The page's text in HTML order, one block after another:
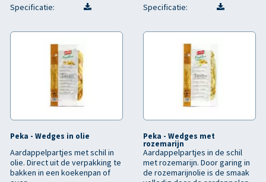
Specificatie:
Specificatie:
Peka - Wedges in olie
Aardappelpartjes met schil in
olie. Direct uit de verpakking te
bakken in een koekenpan of
Peka - Wedges met
rozemarijn
Aardappelpartjes in de schil
met rozemarijn. Door garing in
de rozemarijnolie is de smaak